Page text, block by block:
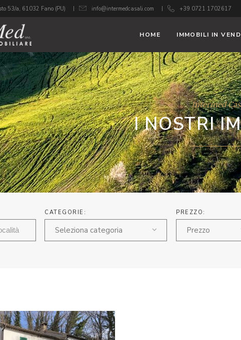
53/a, 61032 Fano (PU) info@intermedcasali.com +39 0721 1702617
HOME IMMOBILI IN
Intermed
I NOSTRI
CATEGORIE:
Seleziona categoria
PREZZO:
Prezzo